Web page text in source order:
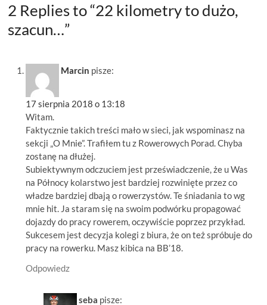
2 Replies to “22 kilometry to dużo,
szacun…”
Marcin pisze:
17 sierpnia 2018 o 13:18
Witam.
Faktycznie takich treści mało w sieci, jak wspominasz na
sekcji „O Mnie”. Trafiłem tu z Rowerowych Porad. Chyba
zostanę na dłużej.
Subiektywnym odczuciem jest przeświadczenie, że u Was
na Północy kolarstwo jest bardziej rozwinięte przez co
władze bardziej dbają o rowerzystów. Te śniadania to wg
mnie hit. Ja staram się na swoim podwórku propagować
dojazdy do pracy rowerem, oczywiście poprzez przykład.
Sukcesem jest decyzja kolegi z biura, że on też spróbuje do
pracy na rowerku. Masz kibica na BB’18.
Odpowiedz
seba pisze: